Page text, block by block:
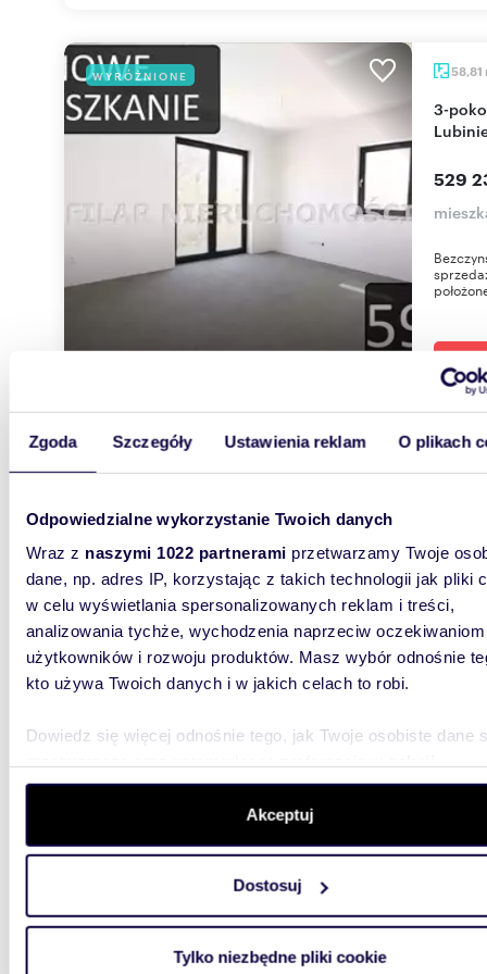
Zgoda Szczegóły Ustawienia reklam O plikach
Odpowiedzialne wykorzystanie Twoich danych
Wraz z naszymi 1022 partnerami przetwarzamy Twoje
dane, np. adres IP, korzystając z takich technologii jak pliki
w celu wyświetlania spersonalizowanych reklam i treści,
analizowania tychże, wychodzenia naprzeciw oczekiwaniom
użytkowników i rozwoju produktów. Masz wybór odnośnie
kto używa Twoich danych i w jakich celach to robi.
Dowiedz się więcej odnośnie tego, jak Twoje osobiste dane
szczegółów. W Deklaracji plików cookie możesz zmienić
wycofać swoją zgodę w dowolnej chwili.
aby oferować funkcje społecznościowe i analizować ruch w
witrynie. Informacje o tym, jak korzystasz z naszej witryny,
analitycznym. Partnerzy mogą połączyć te informacje z
Akceptuj
Dostosuj
Tylko niezbędne pliki cookie
WYRÓŻNIONE 58,81
3-pokojowe mieszkanie z dużym tarasem w
529
WYRÓŻNIONE
379
3
54,40